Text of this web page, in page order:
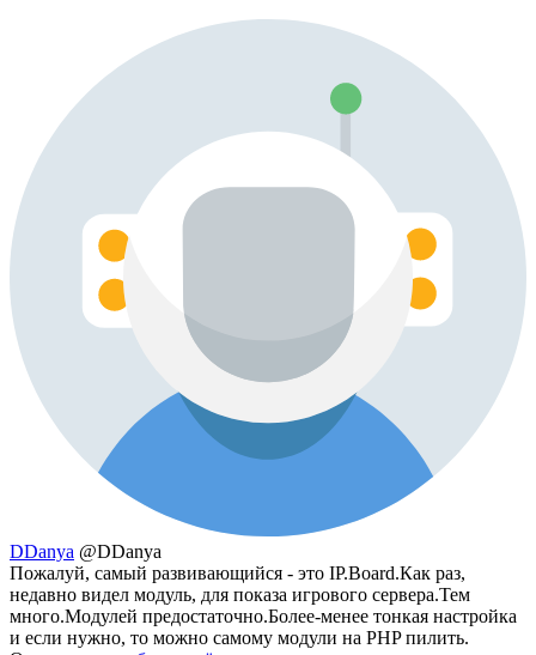
DDanya @DDanya
Пожалуй, самый развивающийся - это IP.Board.Как раз,
недавно видел модуль, для показа игрового сервера.Тем
много.Модулей предостаточно.Более-менее тонкая настройка
и если нужно, то можно самому модули на PHP пилить.